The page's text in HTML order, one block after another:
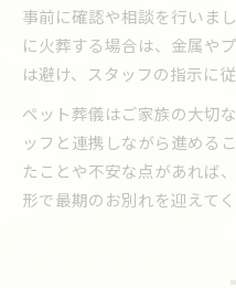
事前に確認や相談を行いま
に火葬する場合は、金属や
は避け、スタッフの指示に
ペット葬儀はご家族の大切
ッフと連携しながら進める
たことや不安な点があれば
形で最期のお別れを迎えてく